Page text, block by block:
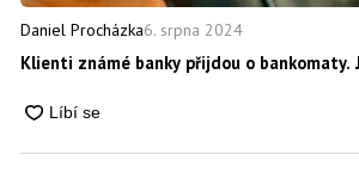
Daniel Procházka6. srpna 2024
Klienti známé banky přijdou o